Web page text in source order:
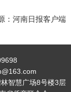
：河南日报客户端
智慧广场8号楼3层